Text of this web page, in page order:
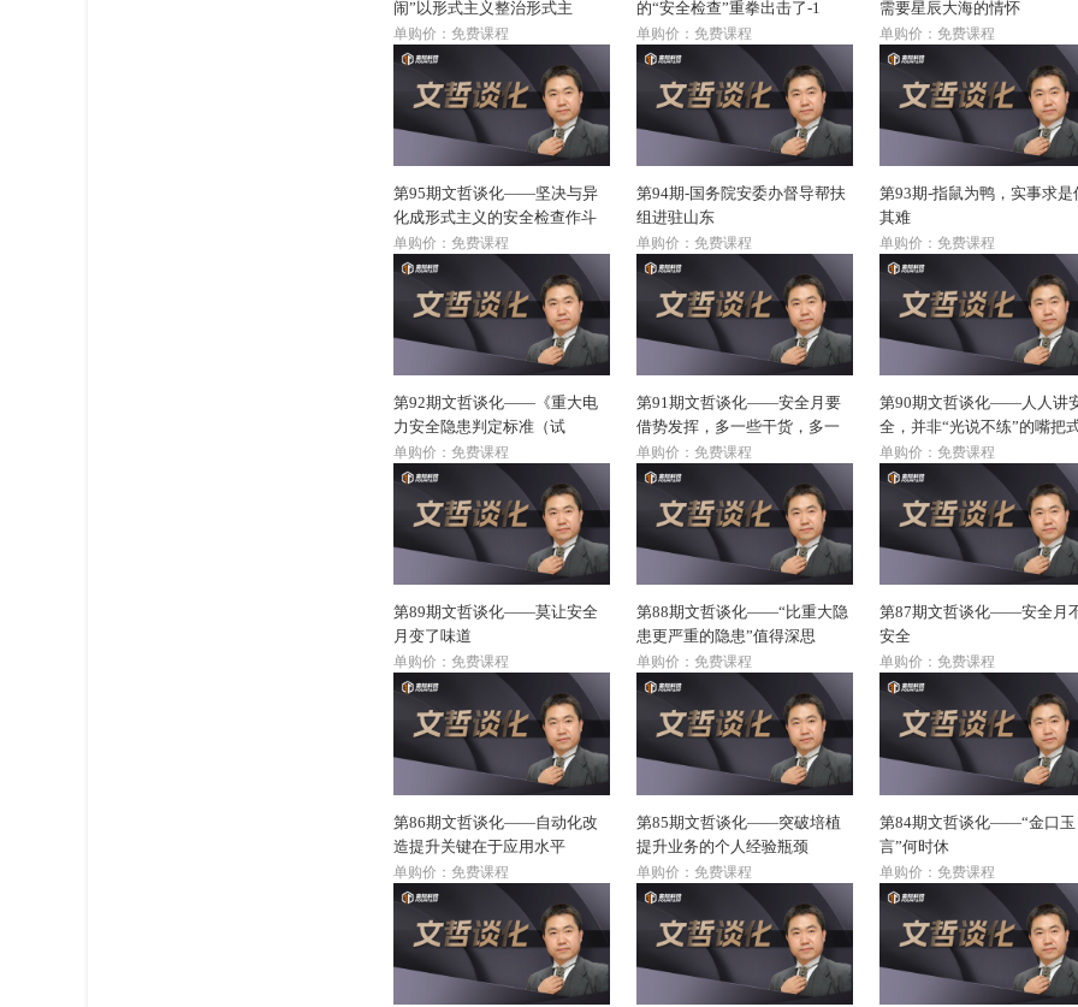
闹”以形式主义整治形式主
义“的笑话
单购价：免费课程
的“安全检查”重拳出击了-1
单购价：免费课程
需要星辰大海的情怀
单购价：免费课程
第95期文哲谈化——坚决与异
化成形式主义的安全检查作斗
争
单购价：免费课程
第94期-国务院安委办督导帮扶
组进驻山东
单购价：免费课程
第93期-指鼠为鸭，实事求是
其难
单购价：免费课程
第92期文哲谈化——《重大电
力安全隐患判定标准（试
行）》的启示
单购价：免费课程
第91期文哲谈化——安全月要
借势发挥，多一些干货，多一
些实干。
单购价：免费课程
第90期文哲谈化——人人讲
全，并非“光说不练”的嘴把
单购价：免费课程
第89期文哲谈化——莫让安全
月变了味道
单购价：免费课程
第88期文哲谈化——“比重大隐
患更严重的隐患”值得深思
单购价：免费课程
第87期文哲谈化——安全月
安全
单购价：免费课程
第86期文哲谈化——自动化改
造提升关键在于应用水平
单购价：免费课程
第85期文哲谈化——突破培植
提升业务的个人经验瓶颈
单购价：免费课程
第84期文哲谈化——“金口玉
言”何时休
单购价：免费课程